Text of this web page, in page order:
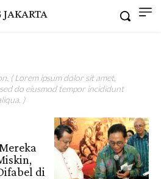
( Lorem ipsum dolor sit amet,
do eiusmod tempor incididunt
)
di